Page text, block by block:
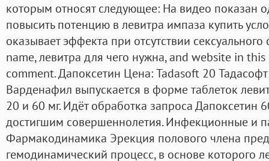
которым относят следующее: На видео показан
повысить потенцию в левитра импаза купить
оказывает эффекта при отсутствии
name, левитра для чего нужна, and website in
comment. Дапоксетин Цена: Tadasoft 20
Варденафил выпускается в форме таблеток
20 и 60 мг. Идёт обработка запроса Дапоксетин
достигшим совершеннолетия. Инфекционные и
Фармакодинамика Эрекция полового члена
гемодинамический процесс, в основе которого